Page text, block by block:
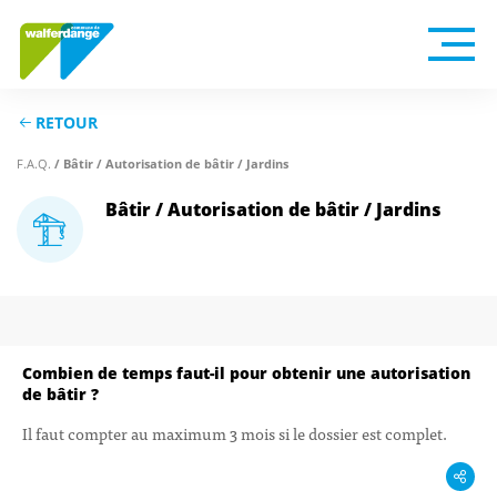
RETOUR
F.A.Q. / Bâtir / Autorisation de bâtir / Jardins
Bâtir / Autorisation de bâtir / Jardins
Combien de temps faut-il pour obtenir une autorisation
de bâtir ?
Il faut compter au maximum 3 mois si le dossier est complet.